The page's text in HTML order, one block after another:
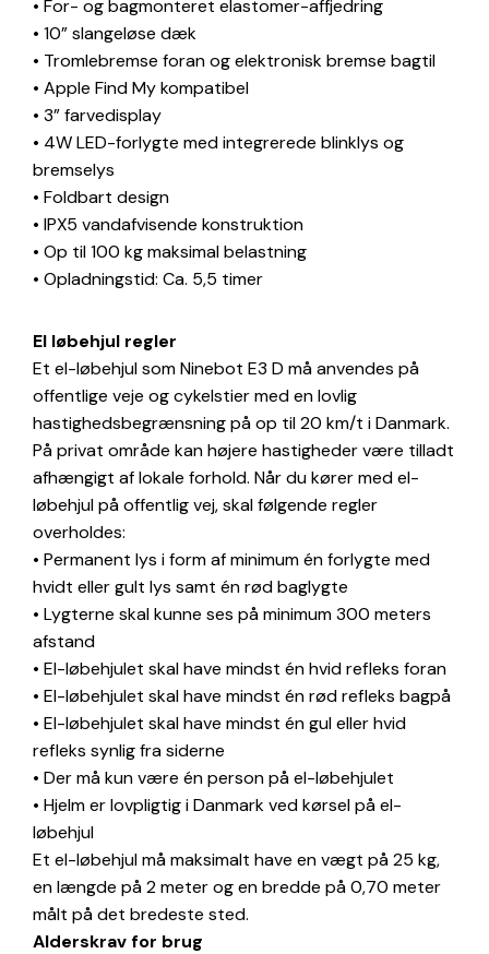
• For- og bagmonteret elastomer-affjedring
• 10” slangeløse dæk
• Tromlebremse foran og elektronisk bremse bagtil
• Apple Find My kompatibel
• 3” farvedisplay
• 4W LED-forlygte med integrerede blinklys og
bremselys
• Foldbart design
• IPX5 vandafvisende konstruktion
• Op til 100 kg maksimal belastning
• Opladningstid: Ca. 5,5 timer
El løbehjul regler
Et el-løbehjul som Ninebot E3 D må anvendes på
offentlige veje og cykelstier med en lovlig
hastighedsbegrænsning på op til 20 km/t i Danmark.
På privat område kan højere hastigheder være tilladt
afhængigt af lokale forhold. Når du kører med el-
løbehjul på offentlig vej, skal følgende regler
overholdes:
• Permanent lys i form af minimum én forlygte med
hvidt eller gult lys samt én rød baglygte
• Lygterne skal kunne ses på minimum 300 meters
afstand
• El-løbehjulet skal have mindst én hvid refleks foran
• El-løbehjulet skal have mindst én rød refleks bagpå
• El-løbehjulet skal have mindst én gul eller hvid
refleks synlig fra siderne
• Der må kun være én person på el-løbehjulet
• Hjelm er lovpligtig i Danmark ved kørsel på el-
løbehjul
Et el-løbehjul må maksimalt have en vægt på 25 kg,
en længde på 2 meter og en bredde på 0,70 meter
målt på det bredeste sted.
Alderskrav for brug